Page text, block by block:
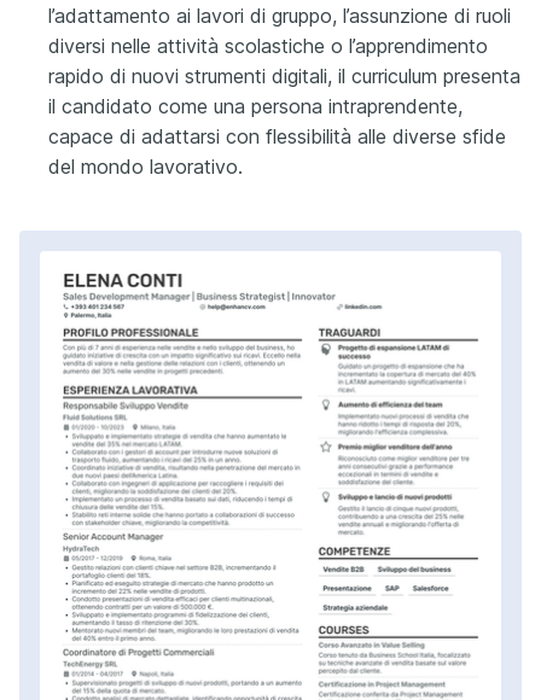
l’adattamento ai lavori di gruppo, l’assunzione di ruoli
diversi nelle attività scolastiche o l’apprendimento
rapido di nuovi strumenti digitali, il curriculum presenta
il candidato come una persona intraprendente,
capace di adattarsi con flessibilità alle diverse sfide
del mondo lavorativo.